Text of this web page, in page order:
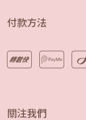
付款方法
關注我們